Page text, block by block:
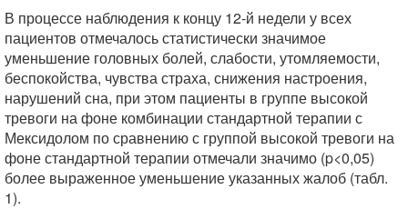
В процессе наблюдения к концу 12-й недели у всех
пациентов отмечалось статистически значимое
уменьшение головных болей, слабости, утомляемости,
беспокойства, чувства страха, снижения настроения,
нарушений сна, при этом пациенты в группе высокой
тревоги на фоне комбинации стандартной терапии с
Мексидолом по сравнению с группой высокой тревоги на
фоне стандартной терапии отмечали значимо (p<0,05)
более выраженное уменьшение указанных жалоб (табл.
1).